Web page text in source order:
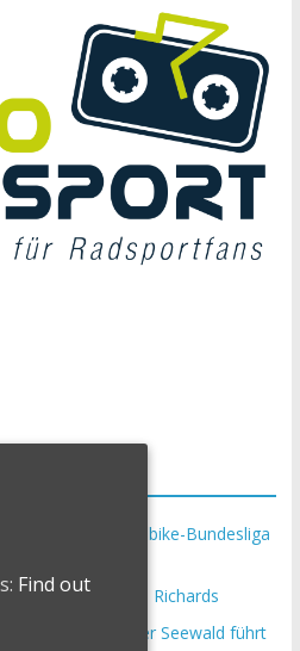
Mountainbike-Bundesliga
für Carod und Richards
Race: Weltmeister Seewald führt
Find out